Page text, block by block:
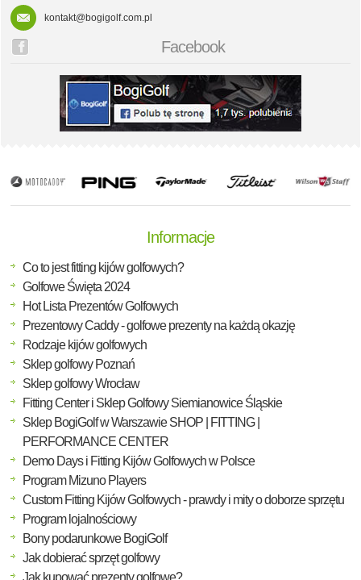
kontakt@bogigolf.com.pl
Facebook
Informacje
Co to jest fitting kijów golfowych?
Golfowe Święta 2024
Hot Lista Prezentów Golfowych
Prezentowy Caddy - golfowe prezenty na każdą okazję
Rodzaje kijów golfowych
Sklep golfowy Poznań
Sklep golfowy Wrocław
Fitting Center i Sklep Golfowy Siemianowice Śląskie
Sklep BogiGolf w Warszawie SHOP | FITTING |
PERFORMANCE CENTER
Demo Days i Fitting Kijów Golfowych w Polsce
Program Mizuno Players
Custom Fitting Kijów Golfowych - prawdy i mity o doborze sprzętu
Program lojalnościowy
Bony podarunkowe BogiGolf
Jak dobierać sprzęt golfowy
Jak kupować prezenty golfowe?